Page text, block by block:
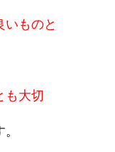
いものと
も大切